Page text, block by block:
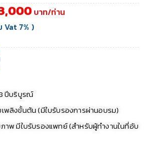
บาท/ท่าน
Vat 7% )
ปีบริบูรณ์
พลิงขั้นต้น (มีใบรับรองการผ่านอบรม)
าพ มีใบรับรองแพทย์ (สำหรับผู้ทำงานในที่อับ